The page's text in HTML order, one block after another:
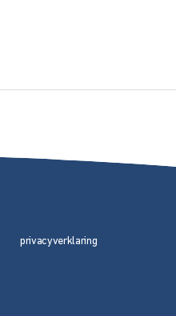
privacyverklaring